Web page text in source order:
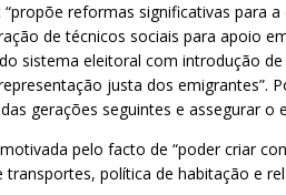
reformas significativas para
de técnicos sociais para apoio
sistema eleitoral com introdução
justa dos
gerações seguintes e assegurar
pelo facto de “poder criar
política de habitação e